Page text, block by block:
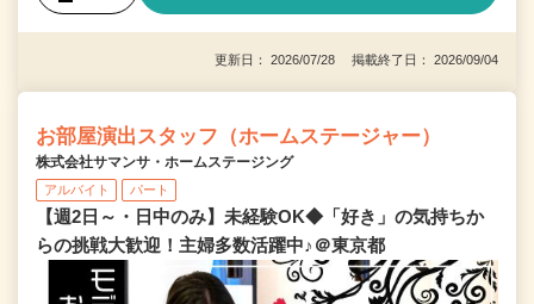
更新日： 2026/07/28 掲載終了日： 2026/09/04
お部屋演出スタッフ（ホームステージャー）
株式会社サマンサ・ホームステージング
アルバイト パート
【週2日～・日中のみ】未経験OK◆「好き」の気持ちか
らの挑戦大歓迎！主婦多数活躍中♪＠東京都